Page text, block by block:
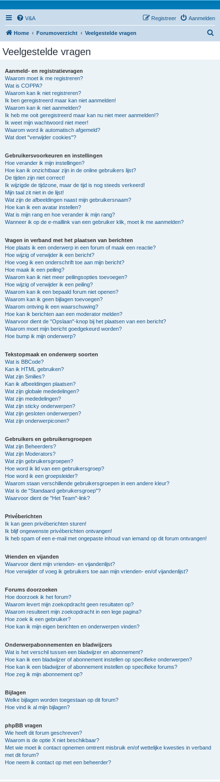
V&A Aanmelden
Registreer
Home Forumoverzicht Veelgestelde vragen
Veelgestelde vragen
Aanmeld- en registratievragen
Waarom moet ik me registreren?
Wat is COPPA?
Waarom kan ik niet registreren?
Ik ben geregistreerd maar kan niet aanmelden!
Waarom kan ik niet aanmelden?
Ik heb me ooit geregistreerd maar kan nu niet meer aanmelden!?
Ik weet mijn wachtwoord niet meer!
Waarom word ik automatisch afgemeld?
Wat doet "verwijder cookies"?
Gebruikersvoorkeuren en instellingen
Hoe verander ik mijn instellingen?
Hoe kan ik onzichtbaar zijn in de online gebruikers lijst?
De tijden zijn niet correct!
Ik wijzigde de tijdzone, maar de tijd is nog steeds verkeerd!
Mijn taal zit niet in de lijst!
Wat zijn de afbeeldingen naast mijn gebruikersnaam?
Hoe kan ik een avatar instellen?
Wat is mijn rang en hoe verander ik mijn rang?
Wanneer ik op de e-maillink van een gebruiker klik, moet ik me aanmelden?
Vragen in verband met het plaatsen van berichten
Hoe plaats ik een onderwerp in een forum of maak een reactie?
Hoe wijzig of verwijder ik een bericht?
Hoe voeg ik een onderschrift toe aan mijn bericht?
Hoe maak ik een peiling?
Waarom kan ik niet meer peilingsopties toevoegen?
Hoe wijzig of verwijder ik een peiling?
Waarom kan ik een bepaald forum niet openen?
Waarom kan ik geen bijlagen toevoegen?
Waarom ontving ik een waarschuwing?
Hoe kan ik berichten aan een moderator melden?
Waarvoor dient de "Opslaan"-knop bij het plaatsen van een bericht?
Waarom moet mijn bericht goedgekeurd worden?
Hoe bump ik mijn onderwerp?
Tekstopmaak en onderwerp soorten
Wat is BBCode?
Kan ik HTML gebruiken?
Wat zijn Smilies?
Kan ik afbeeldingen plaatsen?
Wat zijn globale mededelingen?
Wat zijn mededelingen?
Wat zijn sticky onderwerpen?
Wat zijn gesloten onderwerpen?
Wat zijn onderwerpiconen?
Gebruikers en gebruikersgroepen
Wat zijn Beheerders?
Wat zijn Moderators?
Wat zijn gebruikersgroepen?
Hoe word ik lid van een gebruikersgroep?
Hoe word ik een groepsleider?
Waarom staan verschillende gebruikersgroepen in een andere kleur?
Wat is de "Standaard gebruikersgroep"?
Waarvoor dient de "Het Team"-link?
Privéberichten
Ik kan geen privéberichten sturen!
Ik blijf ongewenste privéberichten ontvangen!
Ik heb spam of een e-mail met ongepaste inhoud van iemand op dit forum ontvangen!
Vrienden en vijanden
Waarvoor dient mijn vrienden- en vijandenlijst?
Hoe verwijder of voeg ik gebruikers toe aan mijn vrienden- en/of vijandenlijst?
Forums doorzoeken
Hoe doorzoek ik het forum?
Waarom levert mijn zoekopdracht geen resultaten op?
Waarom resulteert mijn zoekopdracht in een lege pagina?
Hoe zoek ik een gebruiker?
Hoe kan ik mijn eigen berichten en onderwerpen vinden?
Onderwerpabonnementen en bladwijzers
Wat is het verschil tussen een bladwijzer en abonnement?
Hoe kan ik een bladwijzer of abonnement instellen op specifieke onderwerpen?
Hoe kan ik een bladwijzer of abonnement instellen op specifieke forums?
Hoe zeg ik mijn abonnement op?
Bijlagen
Welke bijlagen worden toegestaan op dit forum?
Hoe vind ik al mijn bijlagen?
phpBB vragen
Wie heeft dit forum geschreven?
Waarom is de optie X niet beschikbaar?
Met wie moet ik contact opnemen omtrent misbruik en/of wettelijke kwesties in verband
met dit forum?
Hoe neem ik contact op met een beheerder?